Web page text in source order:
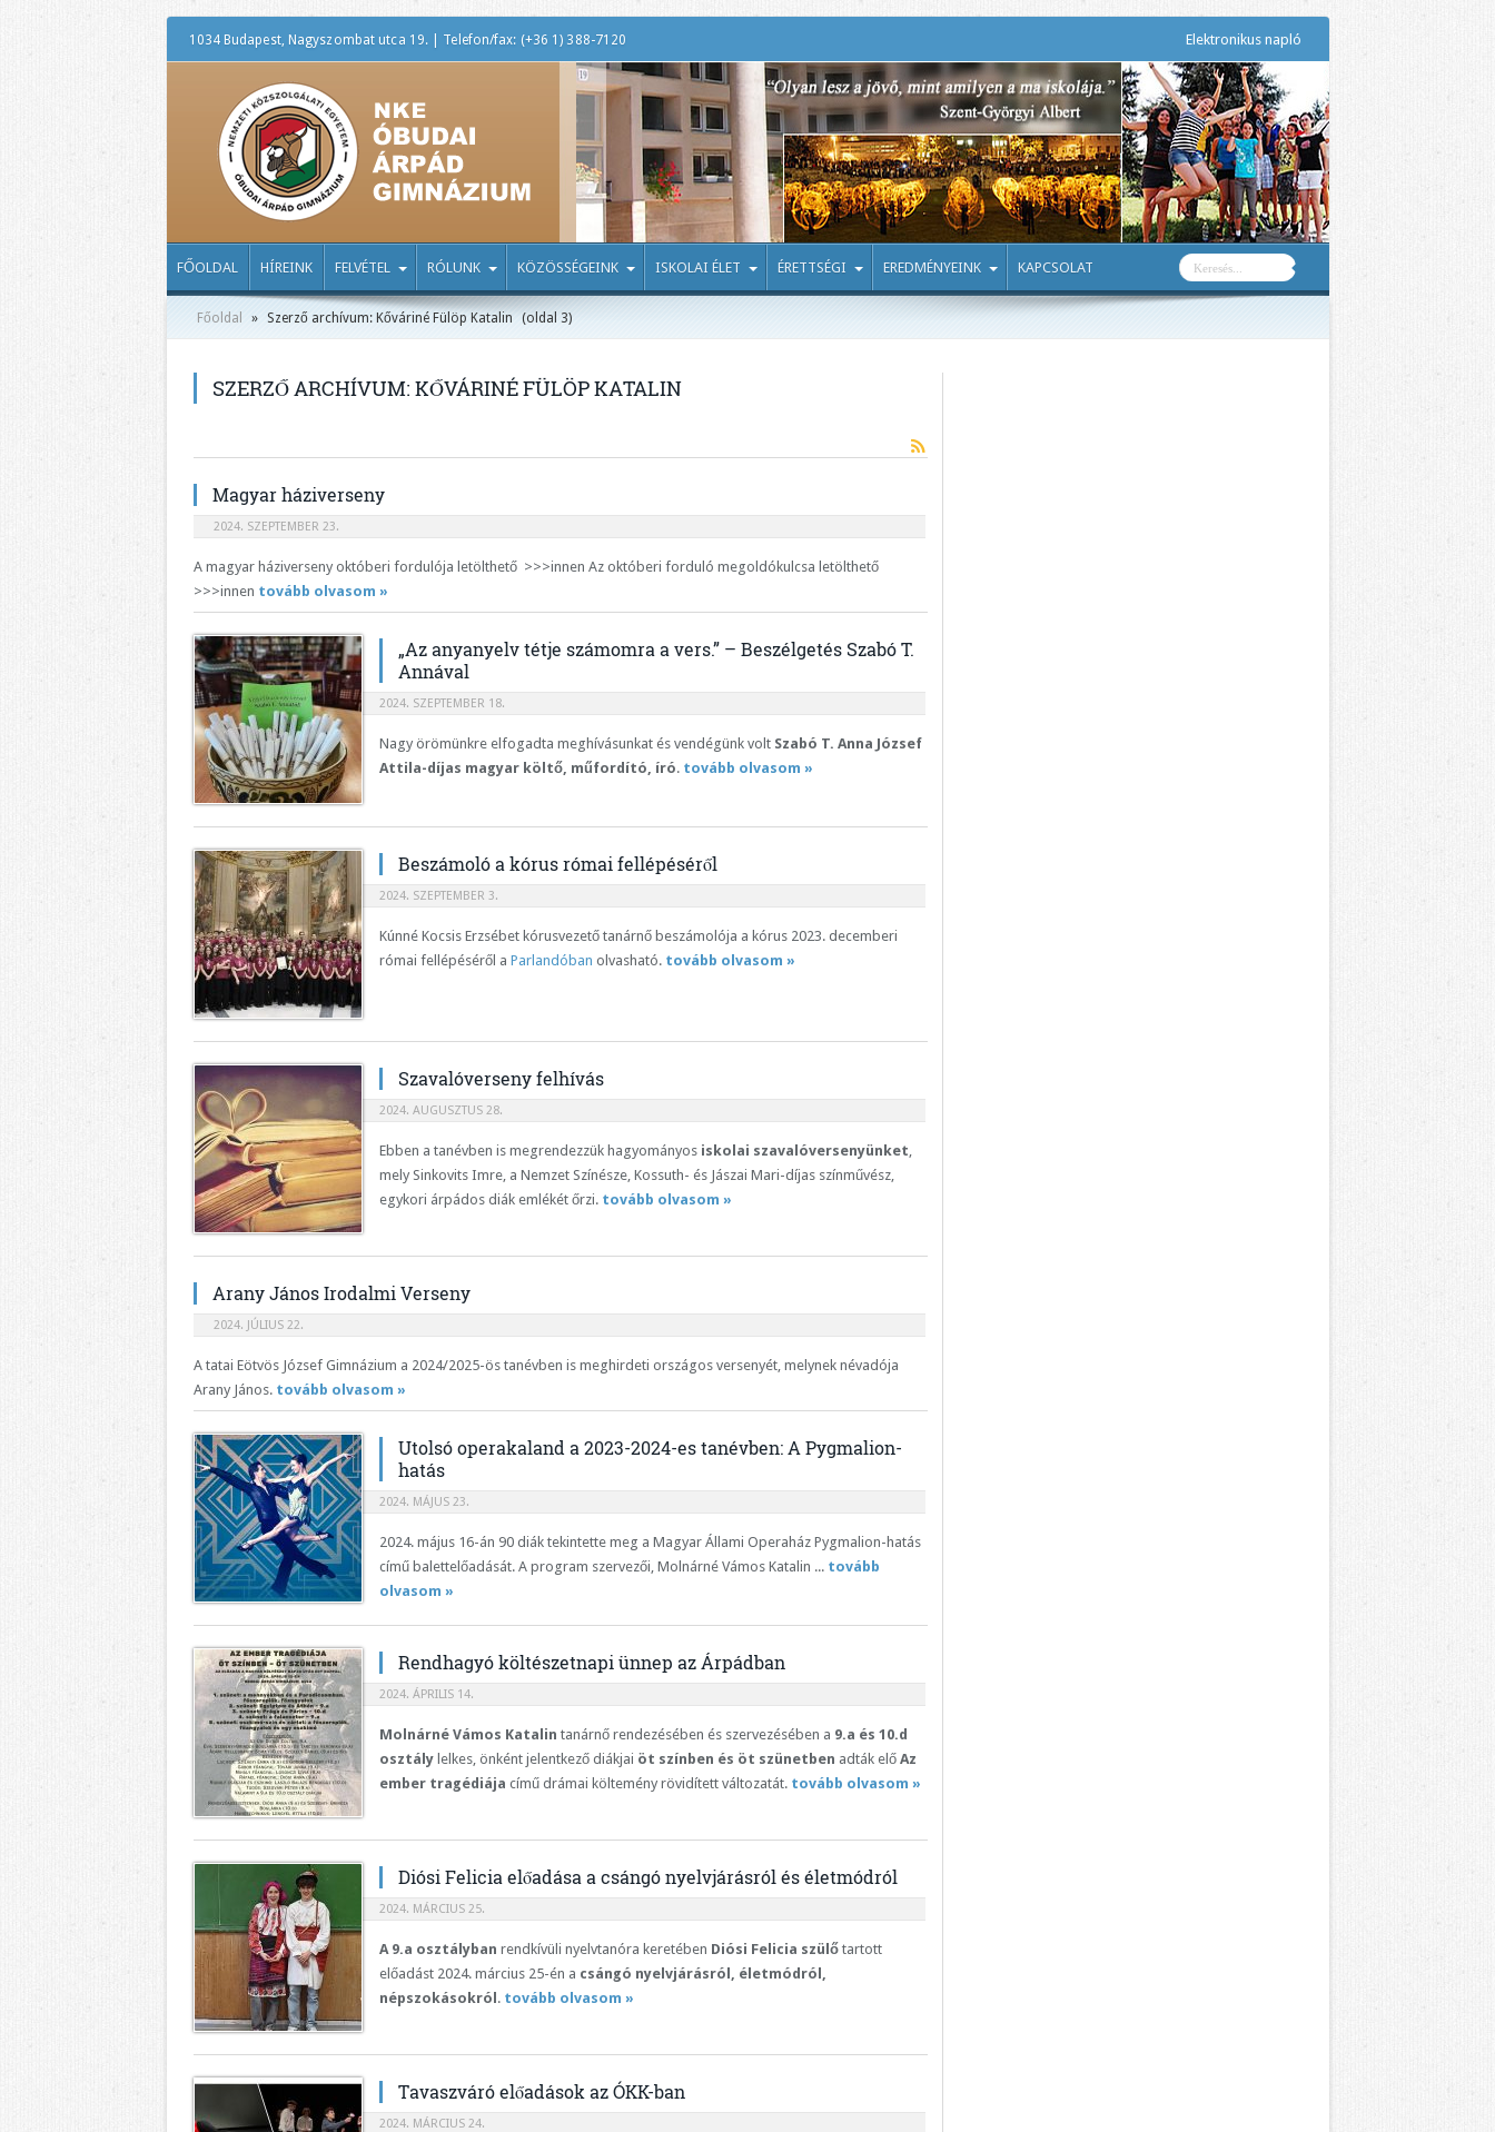
1034 Budapest, Nagyszombat utca 19. | Telefon/fax: (+36 1) 388-7120 Elektronikus napló
FŐOLDAL HÍREINK FELVÉTEL RÓLUNK KÖZÖSSÉGEINK ISKOLAI ÉLET ÉRETTSÉGI EREDMÉNYEINK KAPCSOLAT
Főoldal » Szerző archívum: Kőváriné Fülöp Katalin (oldal 3)
SZERZŐ ARCHÍVUM: KŐVÁRINÉ FÜLÖP KATALIN
Magyar háziverseny
2024. SZEPTEMBER 23.
A magyar háziverseny októberi fordulója letölthető >>>innen Az októberi forduló megoldókulcsa letölthető
>>>innen tovább olvasom »
„Az anyanyelv tétje számomra a vers.” – Beszélgetés Szabó T.
Annával
2024. SZEPTEMBER 18.
Nagy örömünkre elfogadta meghívásunkat és vendégünk volt Szabó T. Anna József
Attila-díjas magyar költő, műfordító, író. tovább olvasom »
Beszámoló a kórus római fellépéséről
2024. SZEPTEMBER 3.
Kúnné Kocsis Erzsébet kórusvezető tanárnő beszámolója a kórus 2023. decemberi
római fellépéséről a Parlandóban olvasható. tovább olvasom »
Szavalóverseny felhívás
2024. AUGUSZTUS 28.
Ebben a tanévben is megrendezzük hagyományos iskolai szavalóversenyünket
mely Sinkovits Imre, a Nemzet Színésze, Kossuth- és Jászai Mari-díjas színművész,
egykori árpádos diák emlékét őrzi. tovább olvasom »
Arany János Irodalmi Verseny
2024. JÚLIUS 22.
A tatai Eötvös József Gimnázium a 2024/2025-ös tanévben is meghirdeti országos versenyét, melynek névadója
Arany János. tovább olvasom »
Utolsó operakaland a 2023-2024-es tanévben: A Pygmalion-
hatás
2024. MÁJUS 23.
2024. május 16-án 90 diák tekintette meg a Magyar Állami Operaház Pygmalion-hatás
című balettelőadását. A program szervezői, Molnárné Vámos Katalin ... tovább
olvasom »
Rendhagyó költészetnapi ünnep az Árpádban
2024. ÁPRILIS 14.
Molnárné Vámos Katalin tanárnő rendezésében és szervezésében a 9.a és 10.d
osztálylelkes, önként jelentkező diákjai öt színben és öt szünetben adták elő Az
ember tragédiája című drámai költemény rövidített változatát. tovább olvasom »
Diósi Felicia előadása a csángó nyelvjárásról és életmódról
2024. MÁRCIUS 25.
A 9.a osztályban rendkívüli nyelvtanóra keretében Diósi Felicia szülőtartott
előadást 2024. március 25-én a csángó nyelvjárásról, életmódról,
népszokásokról . tovább olvasom »
Tavaszváró előadások az ÓKK-ban
2024. MÁRCIUS 24.